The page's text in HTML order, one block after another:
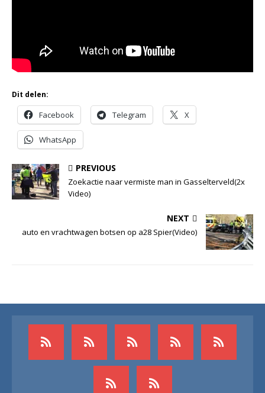
Dit delen:
Facebook Telegram X
WhatsApp
PREVIOUS
Zoekactie naar vermiste man in Gasselterveld(2x
Video)
NEXT
auto en vrachtwagen botsen op a28 Spier(Video)